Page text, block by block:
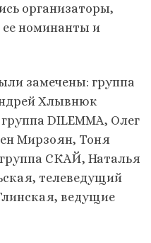
организаторы,
номинанты и
замечены: группа
Хлывнюк
DILEMMA, Олег
Мирзоян, Тоня
СКАЙ, Наталья
телеведущий
ведущие